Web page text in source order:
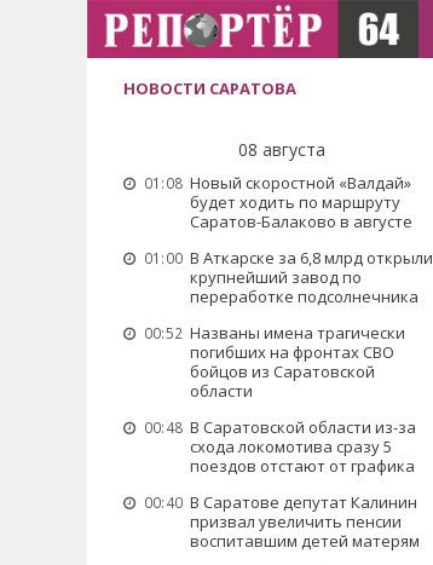
НОВОСТИ САРАТОВА
08 августа
01:08 Новый скоростной «Валдай»
будет ходить по маршруту
Саратов-Балаково в августе
01:00 В Аткарске за 6,8 млрд открыли
крупнейший завод по
переработке подсолнечника
00:52 Названы имена трагически
погибших на фронтах СВО
бойцов из Саратовской
области
00:48 В Саратовской области из-за
схода локомотива сразу 5
поездов отстают от графика
00:40 В Саратове депутат Калинин
призвал увеличить пенсии
воспитавшим детей матерям